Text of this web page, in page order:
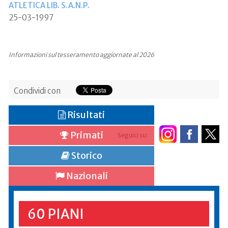
ATLETICA LIB. S.A.N.P.
25-03-1997
Informazioni sul tesseramento aggiornate al 2026
Condividi con
Seguici su:
Risultati
Primati
Storico
Nazionali
60 PIANI